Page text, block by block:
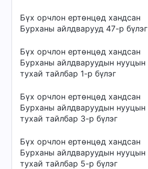
Бүх орчлон ертөнцөд хандсан
Бурханы айлдварууд 47-р бүлэг
Бүх орчлон ертөнцөд хандсан
Бурханы айлдваруудын нууцын
тухай тайлбар 1-р бүлэг
Бүх орчлон ертөнцөд хандсан
Бурханы айлдваруудын нууцын
тухай тайлбар 3-р бүлэг
Бүх орчлон ертөнцөд хандсан
Бурханы айлдваруудын нууцын
тухай тайлбар 5-р бүлэг